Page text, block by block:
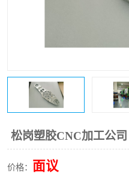
松岗塑胶CNC加工公
价格： 面议